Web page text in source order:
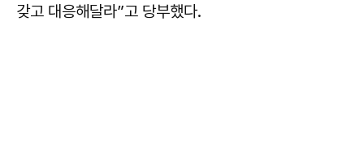
갖고 대응해달라”고 당부했다.